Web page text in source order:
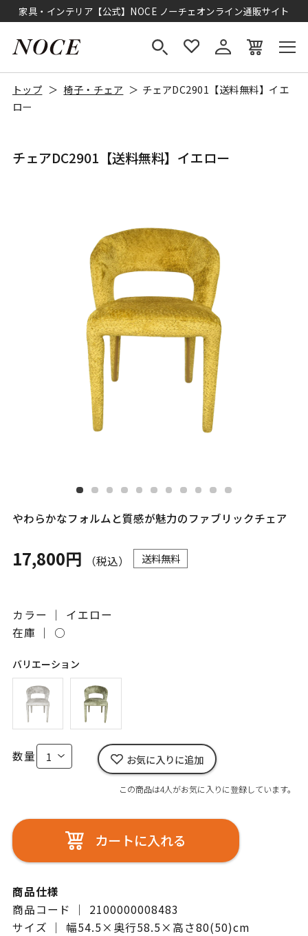
家具・インテリア【公式】NOCE ノーチェオンライン通販サイト
トップ 椅子・チェア
チェアDC2901【送料無料】イエ
ロー
チェアDC2901【送料無料】イエロー
やわらかなフォルムと質感が魅力のファブリックチェア
17,800円 （税込） 送料無料
カラー ｜ イエロー
在庫 ｜ ○
バリエーション
数量 お気に入りに追加
この商品は4人がお気に入りに登録しています。
カートに入れる
商品仕様
商品コード ｜ 2100000008483
サイズ ｜ 幅54.5×奥行58.5×高さ80(50)cm